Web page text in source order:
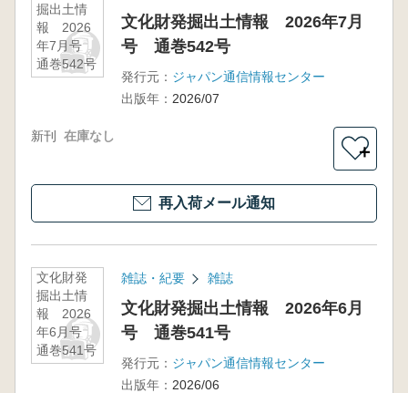
掘出土情
報 2026
年7月号
通巻542号
文化財発掘出土情報 2026年7月
号 通巻542号
発行元： ジャパン通信情報センター
出版年： 2026/07
新刊 在庫なし
＋
再入荷メール通知
文化財発
掘出土情
報 2026
年6月号
通巻541号
雑誌・紀要 雑誌
文化財発掘出土情報 2026年6月
号 通巻541号
発行元： ジャパン通信情報センター
出版年： 2026/06